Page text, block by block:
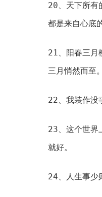
20、天下所有
都是来自心底
21、阳春三月
三月悄然而至
22、我装作没
23、这个世界
就好。
24、人生事少